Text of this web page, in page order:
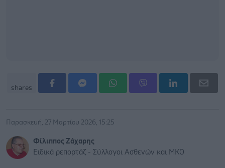
shares
Παρασκευή, 27 Μαρτίου 2026, 15:25
Φίλιππος Ζάχαρης
Ειδικά ρεπορτάζ - Σύλλογοι Ασθενών και ΜΚΟ